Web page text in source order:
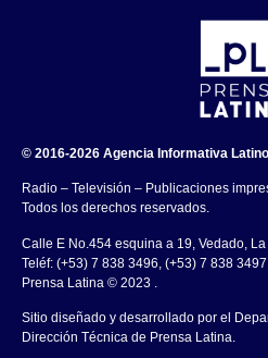
© 2016-2026 Agencia Informativa
Radio – Televisión – Publicaciones
Todos los derechos reservados.
Calle E No.454 esquina a 19, Vedado, La
Teléf: (+53) 7 838 3496, (+53) 7 838 3497
Prensa Latina © 2023 .
Sitio diseñado y desarrollado por el
Dirección Técnica de Prensa Latina.